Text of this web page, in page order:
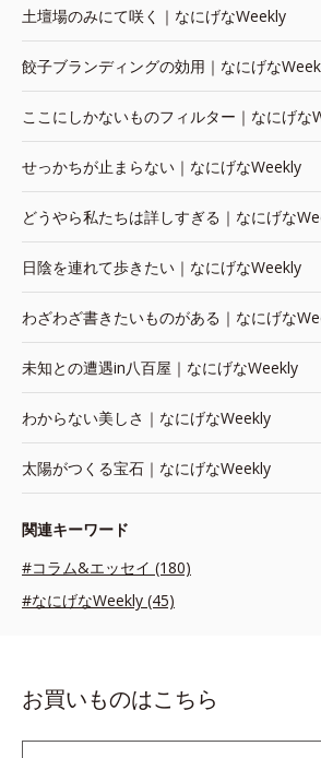
土壇場のみにて咲く｜なにげなWeekly
餃子ブランディングの効用｜なにげな
ここにしかないものフィルター｜なにげな
せっかちが止まらない｜なにげなWeekly
どうやら私たちは詳しすぎる｜なにげな
日陰を連れて歩きたい｜なにげなWeekly
わざわざ書きたいものがある｜なにげな
未知との遭遇in八百屋｜なにげなWeekly
わからない美しさ｜なにげなWeekly
太陽がつくる宝石｜なにげなWeekly
関連キーワード
#コラム&エッセイ (180)
#なにげなWeekly (45)
お買いものはこちら